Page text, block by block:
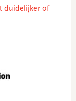
duidelijker of